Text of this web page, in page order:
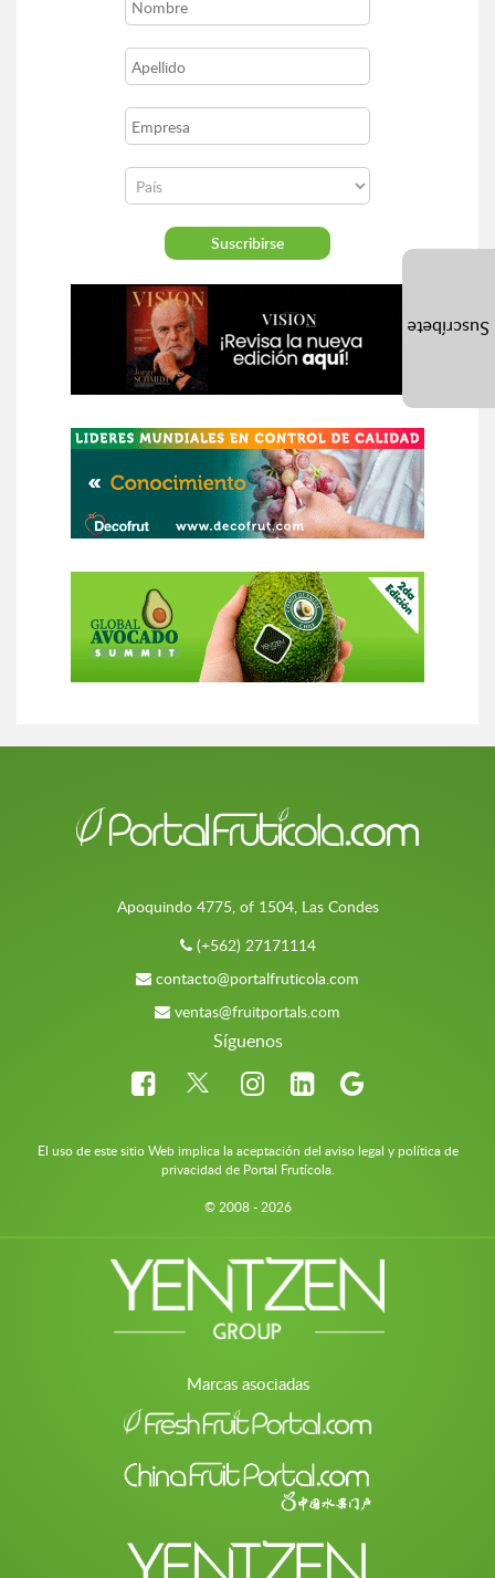
Apoquindo 4775, of 1504, Las Condes
(+562) 27171114
contacto@portalfruticola.com
ventas@fruitportals.com
Síguenos
El uso de este sitio Web implica la aceptación del aviso legal y política de
privacidad de Portal Frutícola.
© 2008 - 2026
Marcas asociadas
Suscríbete